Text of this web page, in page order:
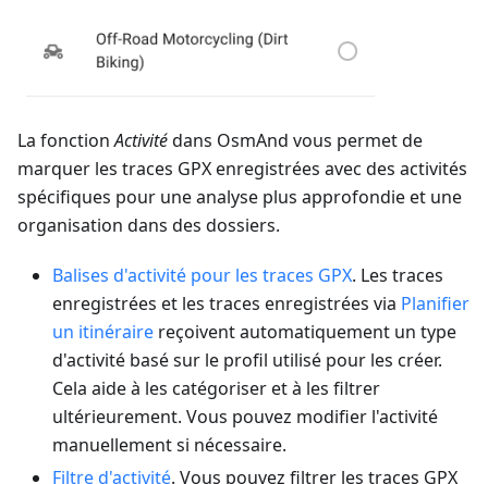
La fonctionActivitédans OsmAnd vous permet de
marquer les traces GPX enregistrées avec des activités
spécifiques pour une analyse plus approfondie et une
organisation dans des dossiers.
Balises d'activité pour les traces GPX. Les traces
enregistrées et les traces enregistrées via Planifier
un itinéraire reçoivent automatiquement un type
d'activité basé sur le profil utilisé pour les créer.
Cela aide à les catégoriser et à les filtrer
ultérieurement. Vous pouvez modifier l'activité
manuellement si nécessaire.
Filtre d'activité. Vous pouvez filtrer les traces GPX